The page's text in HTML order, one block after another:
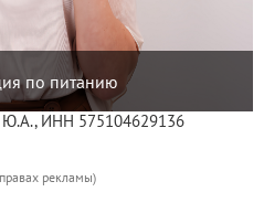
по питанию
Ю.А., ИНН 575104629136
рекламы)